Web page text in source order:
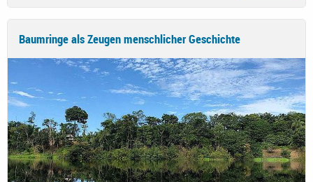
Baumringe als Zeugen menschlicher Geschichte